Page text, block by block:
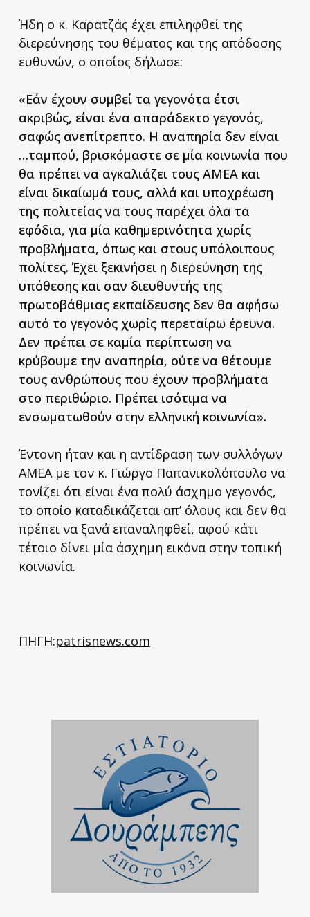
Ήδη ο κ. Καρατζάς έχει επιληφθεί της
διερεύνησης του θέματος και της απόδοσης
ευθυνών, o οποίος δήλωσε:
«Εάν έχουν συμβεί τα γεγονότα έτσι
ακριβώς, είναι ένα απαράδεκτο γεγονός,
σαφώς ανεπίτρεπτο. Η αναπηρία δεν είναι
…ταμπού, βρισκόμαστε σε μία κοινωνία που
θα πρέπει να αγκαλιάζει τους ΑΜΕΑ και
είναι δικαίωμά τους, αλλά και υποχρέωση
της πολιτείας να τους παρέχει όλα τα
εφόδια, για μία καθημερινότητα χωρίς
προβλήματα, όπως και στους υπόλοιπους
πολίτες. Έχει ξεκινήσει η διερεύνηση της
υπόθεσης και σαν διευθυντής της
πρωτοβάθμιας εκπαίδευσης δεν θα αφήσω
αυτό το γεγονός χωρίς περεταίρω έρευνα.
Δεν πρέπει σε καμία περίπτωση να
κρύβουμε την αναπηρία, ούτε να θέτουμε
τους ανθρώπους που έχουν προβλήματα
στο περιθώριο. Πρέπει ισότιμα να
ενσωματωθούν στην ελληνική κοινωνία».
Έντονη ήταν και η αντίδραση των συλλόγων
ΑΜΕΑ με τον κ. Γιώργο Παπανικολόπουλο να
τονίζει ότι είναι ένα πολύ άσχημο γεγονός,
το οποίο καταδικάζεται απ’ όλους και δεν θα
πρέπει να ξανά επαναληφθεί, αφού κάτι
τέτοιο δίνει μία άσχημη εικόνα στην τοπική
κοινωνία.
ΠΗΓΗ:patrisnews.com